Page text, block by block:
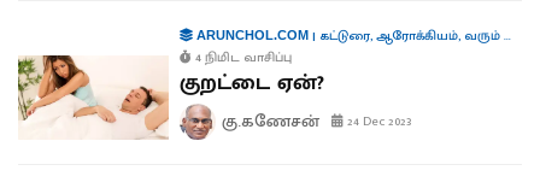
ARUNCHOL.COM| கட்டுரை,ஆரோக்கியம், வரும் முன் காக்க
4 நிமிட வாசிப்பு
குறட்டை ஏன்?
கு.கணேசன் 24 Dec 2023